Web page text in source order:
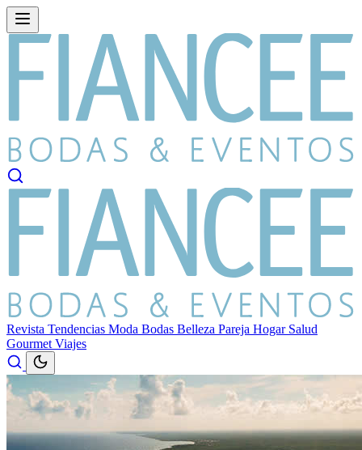
Revista Tendencias Moda Bodas Belleza Pareja Hogar Salud
Gourmet Viajes